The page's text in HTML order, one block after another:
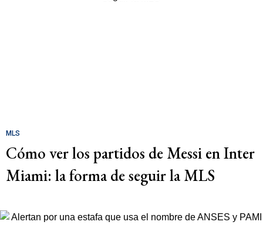
MLS
Cómo ver los partidos de Messi en Inter
Miami: la forma de seguir la MLS